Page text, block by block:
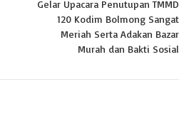
Gelar Upacara Penutupan TMMD
120 Kodim Bolmong Sangat
Meriah Serta Adakan Bazar
Murah dan Bakti Sosial